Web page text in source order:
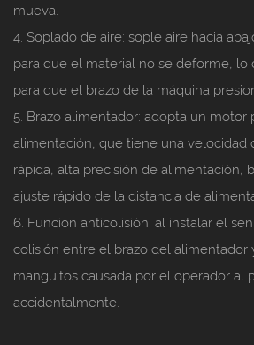
mueva.
4. Soplado de aire: sople aire hacia
para que el material no se deforme, lo
para que el brazo de la máquina
5. Brazo alimentador: adopta un motor
alimentación, que tiene una velocidad
rápida, alta precisión de alimentación,
ajuste rápido de la distancia de
6. Función anticolisión: al instalar el
colisión entre el brazo del alimentador
manguitos causada por el operador al
accidentalmente.